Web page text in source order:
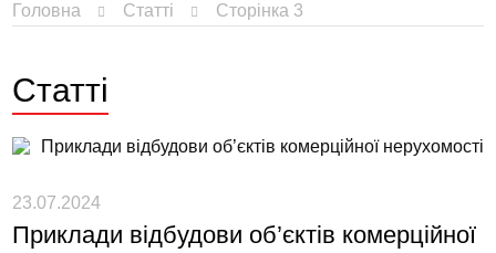
Головна Статті Сторінка 3
Статті
23.07.2024
Приклади відбудови об’єктів комерційної